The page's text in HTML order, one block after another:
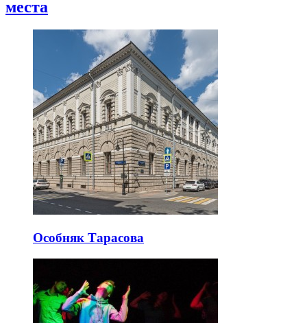
места
Особняк Тарасова